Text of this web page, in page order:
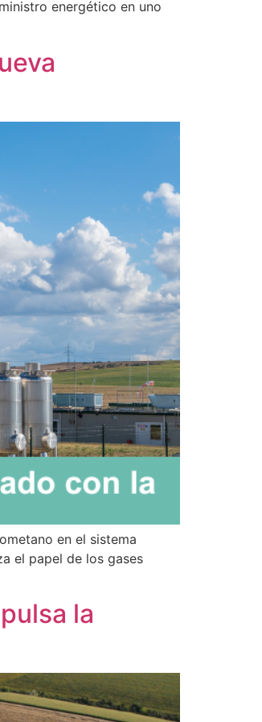
energético en uno
en el sistema
el papel de los gases
la